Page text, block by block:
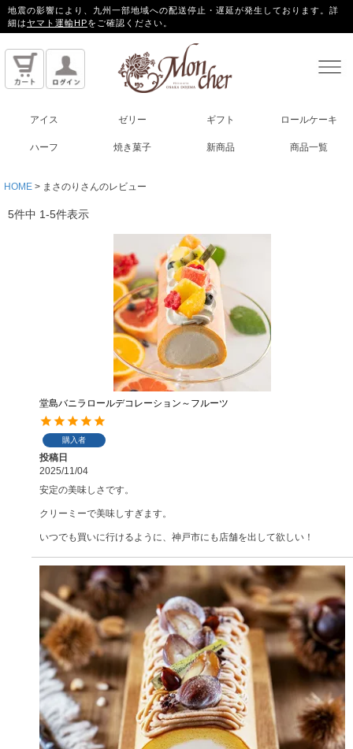
地震の影響により、九州一部地域への配送停止・遅延が発生しております。詳
細はヤマト運輸HPをご確認ください。
アイス ゼリー ギフト ロールケーキ
ハーフ 焼き菓子 新商品 商品一覧
HOME まさのりさんのレビュー
5件中 1-5件表示
堂島バニラロールデコレーション～フルーツ
購入者
投稿日
2025/11/04
安定の美味しさです。
クリーミーで美味しすぎます。
いつでも買いに行けるように、神戸市にも店舗を出して欲しい！